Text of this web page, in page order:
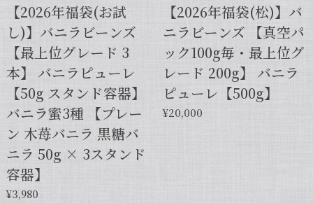
【本数多いほど1本価格がお得！】【サイズだけ訳ありグレード 12cm・バニラビーンズ・5本】
2025/01/05
発送が早くて助かりました。 バニラの香りも良かっ
たので、次回の発注します。
この度は当店をご利用いただきまして、
誠にありがとうございます！こちらこそ
【2026年福袋(お試
し)】バニラビーンズ
【最上位グレード 3
本】 バニラピューレ
【50g スタンド容器】
バニラ蜜3種 【プレー
ン 木苺バニラ 黒糖バ
ニラ 50g × 3スタンド
容器】
¥3,980
【2026年福袋(松)】バ
ニラビーンズ 【真空パ
ック100g毎・最上位グ
レード 200g】 バニラ
ピューレ【500g】
¥20,000